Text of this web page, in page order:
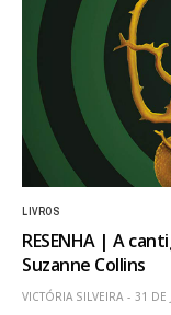
LIVROS
RESENHA | A
Suzanne Collins
VICTÓRIA SILVEIRA 31 DE